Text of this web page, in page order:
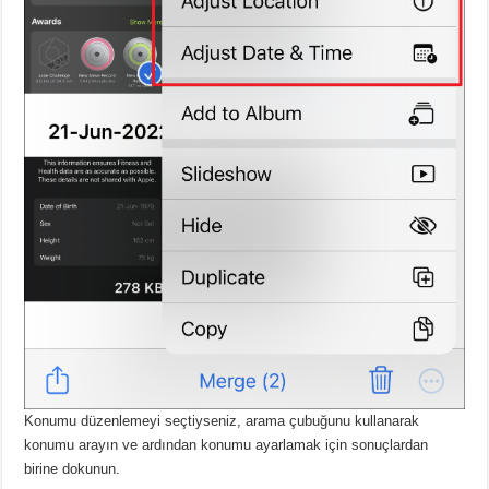
Konumu düzenlemeyi seçtiyseniz, arama çubuğunu kullanarak
konumu arayın ve ardından konumu ayarlamak için sonuçlardan
birine dokunun.